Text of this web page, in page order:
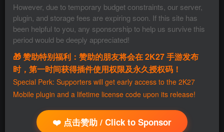
括明亮的全新光照和环境升级、高分辨率纹理、经过提升的
绘制距离、Grand Theft Auto V 风格的操作和瞄准方式等
等。用全新的细节程度，逼真呈现深受大家喜爱的世界。
安装好iPA游戏文件后，需要导入游戏数据包，才可以正常
进入
However, due to temporary budget constraints, our server,
plugin, and storage fees are expiring soon. If this site has
been helpful to you, any sponsorship to help us survive this
period would be deeply appreciated!
🎁 赞助特别福利：赞助的朋友将会在 2K27 手游发布
时，第一时间获得插件使用权限及永久授权码！
Special Perk: Supporters will get early access to the 2K27
Mobile plugin and a lifetime license code upon its release!
❤️ 点击赞助 / Click to Sponsor